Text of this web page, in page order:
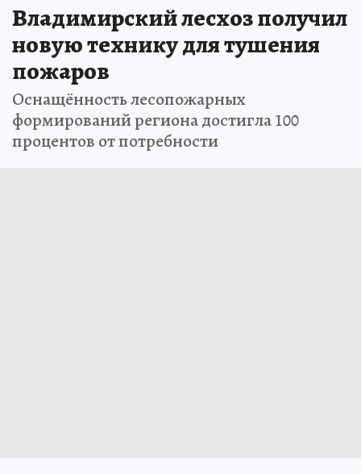
Владимирский лесхоз получил
новую технику для тушения
пожаров
Оснащённость лесопожарных
формирований региона достигла 100
процентов от потребности